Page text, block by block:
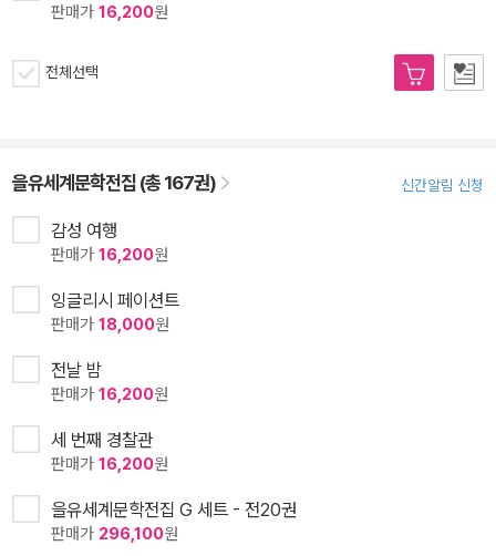
판매가 16,200원
전체선택
을유세계문학전집 (총 167권) 신간알림 신청
감성 여행
판매가 16,200원
잉글리시 페이션트
판매가 18,000원
전날 밤
판매가 16,200원
세 번째 경찰관
판매가 16,200원
을유세계문학전집 G 세트 - 전20권
판매가 296,100원